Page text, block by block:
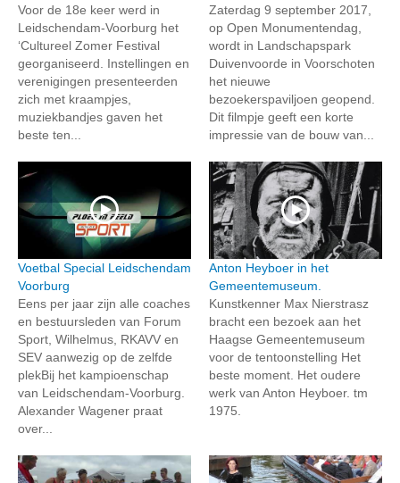
Voor de 18e keer werd in
Leidschendam-Voorburg het
‘Cultureel Zomer Festival
georganiseerd. Instellingen en
verenigingen presenteerden
zich met kraampjes,
muziekbandjes gaven het
beste ten...
Zaterdag 9 september 2017,
op Open Monumentendag,
wordt in Landschapspark
Duivenvoorde in Voorschoten
het nieuwe
bezoekerspaviljoen geopend.
Dit filmpje geeft een korte
impressie van de bouw van...
Voetbal Special Leidschendam
Voorburg
Eens per jaar zijn alle coaches
en bestuursleden van Forum
Sport, Wilhelmus, RKAVV en
SEV aanwezig op de zelfde
plekBij het kampioenschap
van Leidschendam-Voorburg.
Alexander Wagener praat
over...
Anton Heyboer in het
Gemeentemuseum.
Kunstkenner Max Nierstrasz
bracht een bezoek aan het
Haagse Gemeentemuseum
voor de tentoonstelling Het
beste moment. Het oudere
werk van Anton Heyboer. tm
1975.